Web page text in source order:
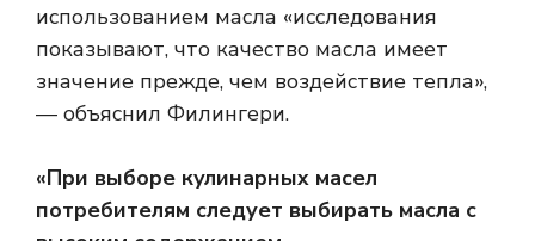
использованием масла «исследования
показывают, что качество масла имеет
значение прежде, чем воздействие тепла»,
— объяснил Филингери.
«При выборе кулинарных масел
потребителям следует выбирать масла с